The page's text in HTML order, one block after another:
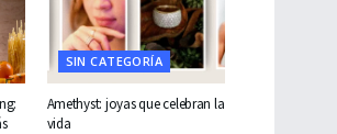
SIN CATEGORÍA
Amethyst: joyas que celebran la
vida